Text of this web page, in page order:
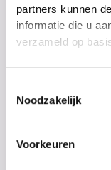
partners kunnen
informatie die u
verzameld op
Noodzakelijk
Voorkeuren